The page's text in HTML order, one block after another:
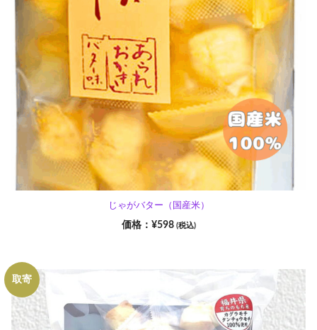
じゃがバター（国産米）
¥598 (税込)
取寄